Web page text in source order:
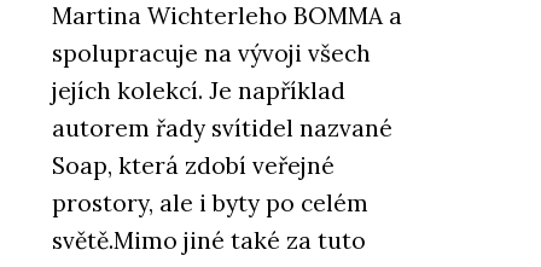
Martina Wichterleho BOMMA a
spolupracuje na vývoji všech
jejích kolekcí. Je například
autorem řady svítidel nazvané
Soap, která zdobí veřejné
prostory, ale i byty po celém
světě.Mimo jiné také za tuto